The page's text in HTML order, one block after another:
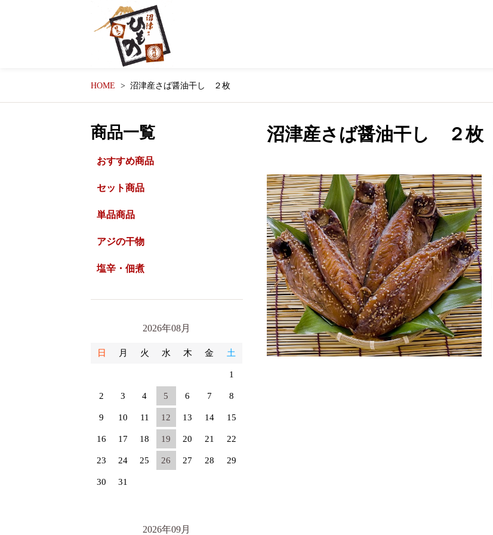
HOME 沼津産さば醤油干し ２枚
沼津産さば醤油干し ２枚
商品一覧
おすすめ商品
セット商品
単品商品
アジの干物
塩辛・佃煮
2026年08月
日 月 火 水 木 金 土
1
2 3 4 5 6 7 8
9 10 11 12 13 14 15
16 17 18 19 20 21 22
23 24 25 26 27 28 29
30 31
2026年09月